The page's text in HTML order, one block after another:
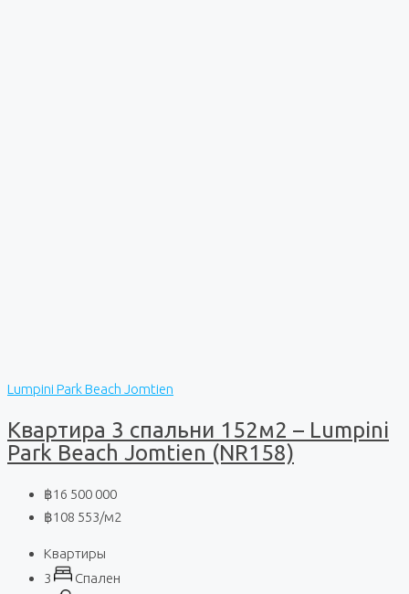
Lumpini Park Beach Jomtien
Квартира 3 спальни 152м2 – Lumpini
Park Beach Jomtien (NR158)
฿16 500 000
฿108 553/м2
Квартиры
3
Спален